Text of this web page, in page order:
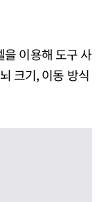
이용해 도구 사
크기, 이동 방식